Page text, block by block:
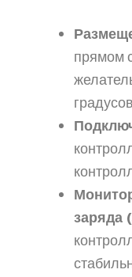
прямом
заряда